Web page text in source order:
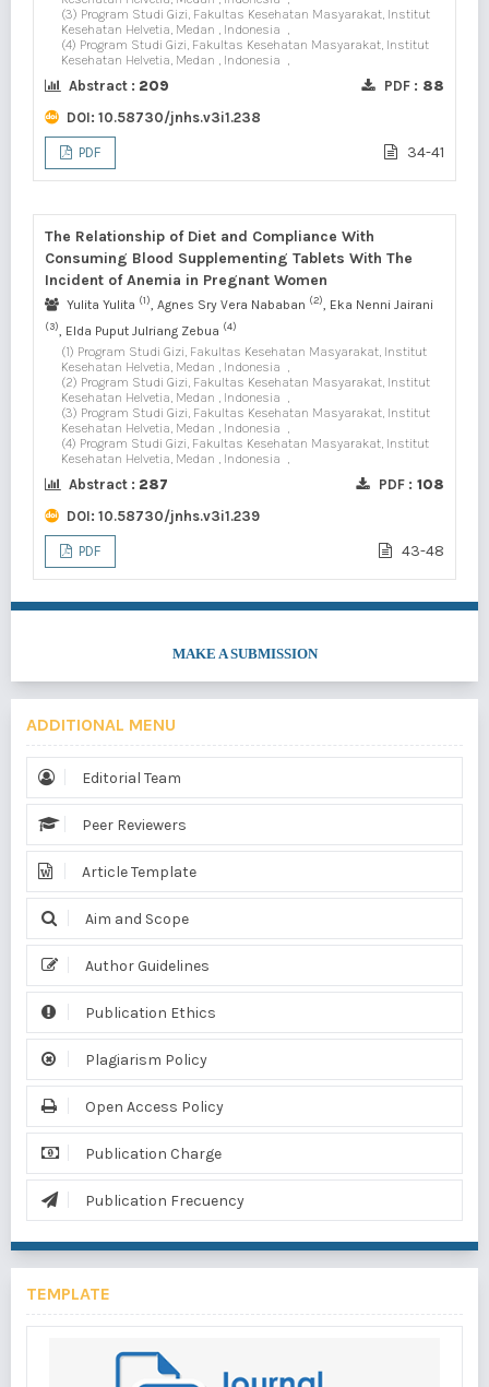
(3) Program Studi Gizi, Fakultas Kesehatan Masyarakat, Institut
Kesehatan Helvetia, Medan , Indonesia ,
(4) Program Studi Gizi, Fakultas Kesehatan Masyarakat, Institut
Kesehatan Helvetia, Medan , Indonesia ,
Abstract : 209 PDF : 88
DOI: 10.58730/jnhs.v3i1.238
PDF 34-41
The Relationship of Diet and Compliance With
Consuming Blood Supplementing Tablets With The
Incident of Anemia in Pregnant Women
Yulita Yulita (1), Agnes Sry Vera Nababan (2), Eka Nenni Jairani
(3), Elda Puput Julriang Zebua (4)
(1) Program Studi Gizi, Fakultas Kesehatan Masyarakat, Institut
Kesehatan Helvetia, Medan , Indonesia ,
(2) Program Studi Gizi, Fakultas Kesehatan Masyarakat, Institut
Kesehatan Helvetia, Medan , Indonesia ,
(3) Program Studi Gizi, Fakultas Kesehatan Masyarakat, Institut
Kesehatan Helvetia, Medan , Indonesia ,
(4) Program Studi Gizi, Fakultas Kesehatan Masyarakat, Institut
Kesehatan Helvetia, Medan , Indonesia ,
Abstract : 287 PDF : 108
DOI: 10.58730/jnhs.v3i1.239
PDF 43-48
MAKE A SUBMISSION
ADDITIONAL MENU
Editorial Team
Peer Reviewers
Article Template
Aim and Scope
Author Guidelines
Publication Ethics
Plagiarism Policy
Open Access Policy
Publication Charge
Publication Frecuency
TEMPLATE